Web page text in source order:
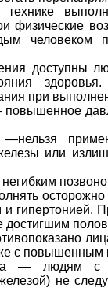
технике
физические
человеком
доступны
при
—нельзя
или
гипертонией.
достигшим
с повышенным
— людям с
не